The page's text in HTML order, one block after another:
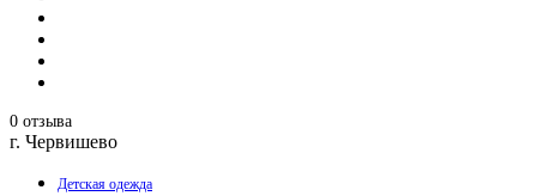
0 отзыва
г. Червишево
Детская одежда